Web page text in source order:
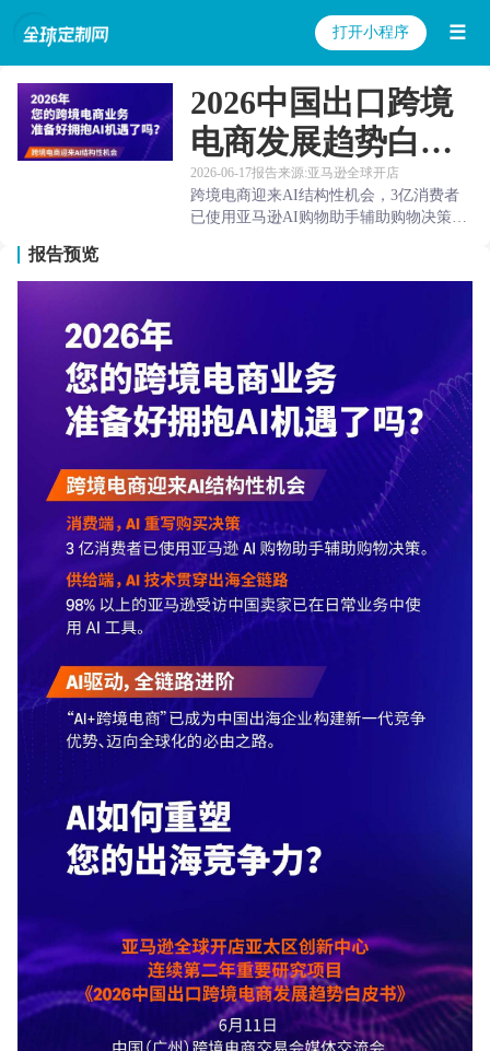
打开小程序 ☰
2026中国出口跨境
电商发展趋势白皮
书
2026-06-17报告来源:亚马逊全球开店
跨境电商迎来AI结构性机会，3亿消费者
已使用亚马逊AI购物助手辅助购物决策。
具。
报告预览